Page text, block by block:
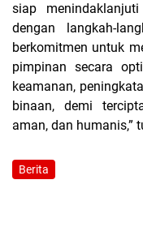
siap
dengan langkah-
berkomitmen untuk
pimpinan secara
keamanan,
binaan, demi
aman, dan humanis,”
Berita